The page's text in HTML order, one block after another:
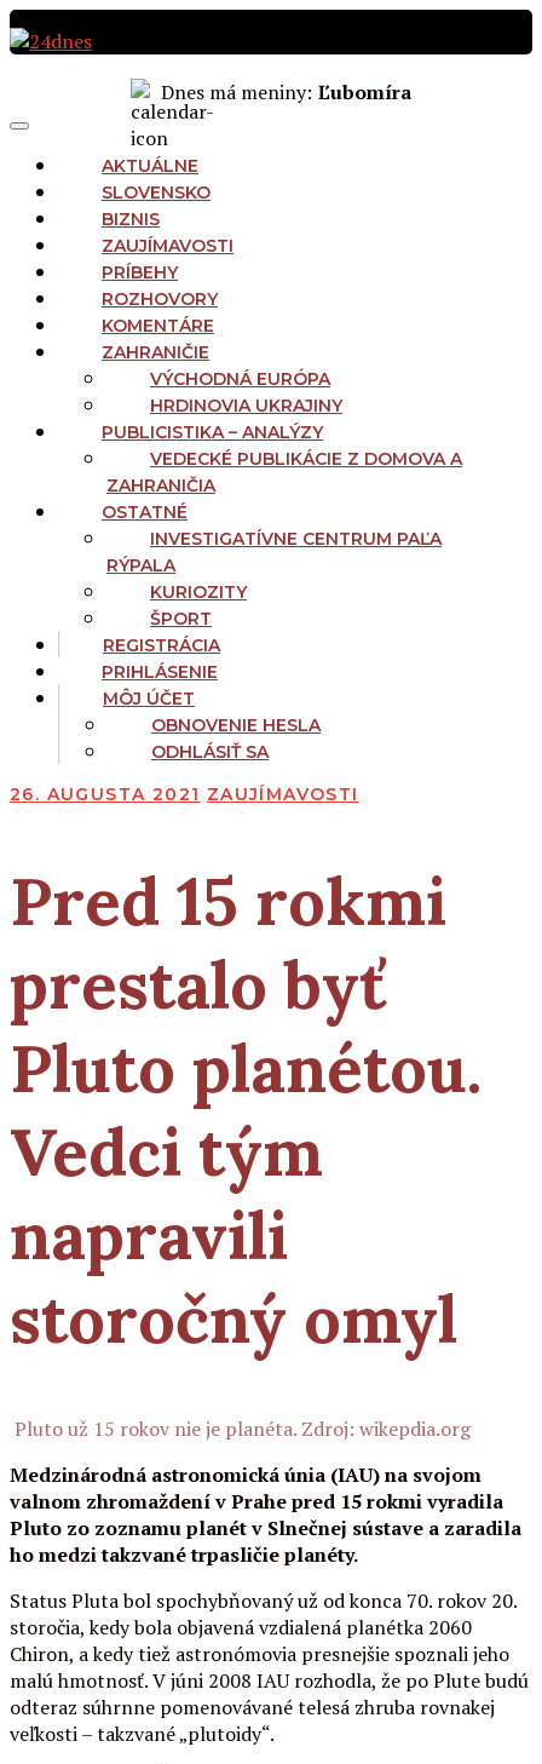
Preskočiť
na
Dnes má meniny: Ľubomíra
NAVIGATION
Menu
AKTUÁLNE
SLOVENSKO
BIZNIS
ZAUJÍMAVOSTI
PRÍBEHY
ROZHOVORY
KOMENTÁRE
ZAHRANIČIE
VÝCHODNÁ EURÓPA
HRDINOVIA UKRAJINY
PUBLICISTIKA – ANALÝZY
VEDECKÉ PUBLIKÁCIE Z DOMOVA A
ZAHRANIČIA
OSTATNÉ
INVESTIGATÍVNE CENTRUM PAĽA
RÝPALA
KURIOZITY
ŠPORT
REGISTRÁCIA
PRIHLÁSENIE
MÔJ ÚČET
OBNOVENIE HESLA
ODHLÁSIŤ SA
26. AUGUSTA 2021 ZAUJÍMAVOSTI
Pred 15 rokmi
prestalo byť
Pluto planétou.
Vedci tým
napravili
storočný omyl
Pluto už 15 rokov nie je planéta. Zdroj: wikepdia.org
Medzinárodná astronomická únia (IAU) na svojom
valnom zhromaždení v Prahe pred 15 rokmi vyradila
Pluto zo zoznamu planét v Slnečnej sústave a zaradila
ho medzi takzvané trpasličie planéty.
Status Pluta bol spochybňovaný už od konca 70. rokov 20.
storočia, kedy bola objavená vzdialená planétka 2060
Chiron, a kedy tiež astronómovia presnejšie spoznali jeho
malú hmotnosť. V júni 2008 IAU rozhodla, že po Plute budú
odteraz súhrnne pomenovávané telesá zhruba rovnakej
veľkosti – takzvané „plutoidy“.